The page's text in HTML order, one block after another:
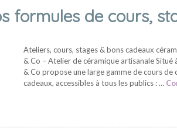
formules de cours,
Ateliers, cours, stages & bons cadeaux
& Co – Atelier de céramique artisanale Situé
& Co propose une large gamme de cours
cadeaux, accessibles à tous les publics : …